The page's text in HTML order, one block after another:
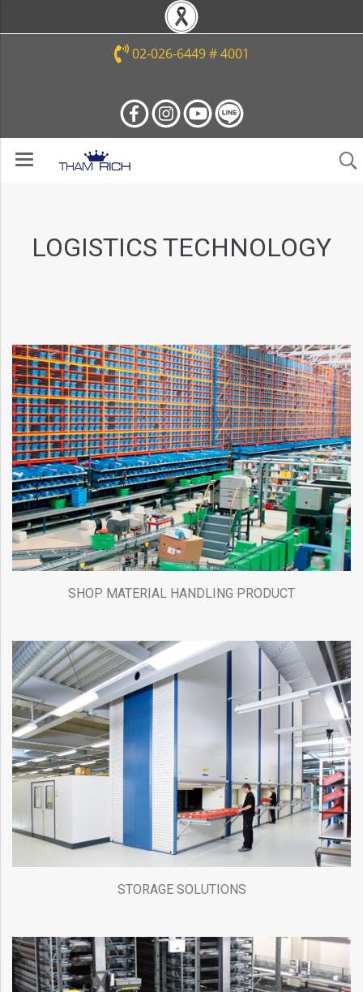
02-026-6449 # 4001
LOGISTICS TECHNOLOGY
SHOP MATERIAL HANDLING PRODUCT
STORAGE SOLUTIONS